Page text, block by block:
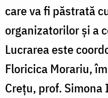
care va fi păstrată
organizatorilor și a
Lucrarea este
Floricica Morariu,
Crețu, prof.